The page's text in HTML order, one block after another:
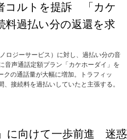
コルトを提訴 「カケ
料過払い分の返還を求
ロジーサービス）に対し、過払い分の音
音声通話定額プラン「カケホーダイ」を
の通話量が大幅に増加。トラフィッ
接続料を過払いしていたと主張する。
に向けて一歩前進 迷惑